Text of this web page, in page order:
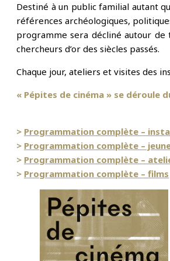
Destiné à un public familial autant
références archéologiques,
programme sera décliné autour de
chercheurs d’or des siècles passés.
Chaque jour, ateliers et visites des
« Pépites de cinéma » se déroule
> Programmation complète –
> Programmation complète –
> Programmation complète –
> Programmation complète – films